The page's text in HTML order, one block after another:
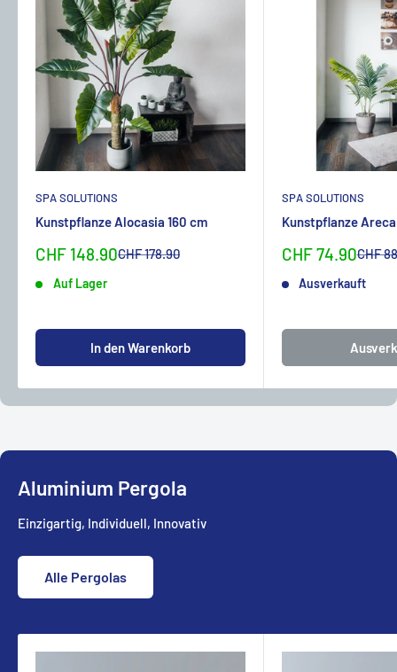
SPA SOLUTIONS
Kunstpflanze Alocasia 160 cm
Sonderpreis
CHF 148.90Normalpreis
CHF 178.90
Auf Lager
In den Warenkorb
SPA SOLUTIONS
Kunstpflanze Areca
Sonderpreis
CHF 74.90CHF
Ausverkauft
Aluminium Pergola
Einzigartig, Individuell, Innovativ
Alle Pergolas